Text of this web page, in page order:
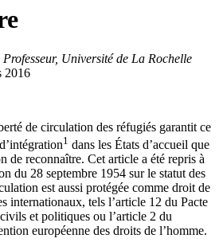
Professeur, Université de La Rochelle
2016
de circulation des réfugiés garantit ce
1 dans les États d’accueil que
de reconnaître. Cet article a été repris à
du 28 septembre 1954 sur le statut des
est aussi protégée comme droit de
internationaux, tels l’article 12 du Pacte
et politiques ou l’article 2 du
européenne des droits de l’homme.